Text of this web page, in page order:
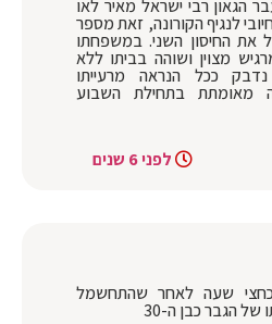
הגאון רבי ישראל מאיר לאו
לנגיף הקורונה, זאת מספר
את החיסון השני. במשפחתו
מצוין ושוהה בביתו ללא
ככל הנראה מרעייתו
מאומתת בתחילת השבוע
לפני 6 שנים
כחצי שעה לאחר שהתחשמל
הגבר כבן ה-30